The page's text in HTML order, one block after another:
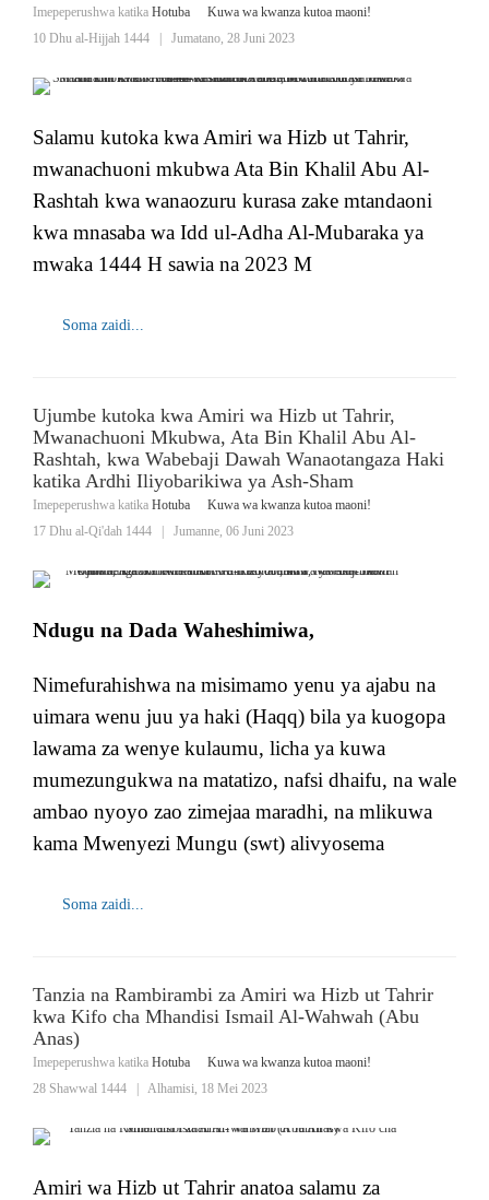
Imepeperushwa katika Hotuba
Kuwa wa kwanza kutoa maoni!
10 Dhu al-Hijjah 1444
Jumatano, 28 Juni 2023
Salamu kutoka kwa Amiri wa Hizb ut Tahrir,
mwanachuoni mkubwa Ata Bin Khalil Abu Al-
Rashtah kwa wanaozuru kurasa zake mtandaoni
kwa mnasaba wa Idd ul-Adha Al-Mubaraka ya
mwaka 1444 H sawia na 2023 M
Soma zaidi...
Ujumbe kutoka kwa Amiri wa Hizb ut Tahrir,
Mwanachuoni Mkubwa, Ata Bin Khalil Abu Al-
Rashtah, kwa Wabebaji Dawah Wanaotangaza Haki
katika Ardhi Iliyobarikiwa ya Ash-Sham
Imepeperushwa katika Hotuba
Kuwa wa kwanza kutoa maoni!
17 Dhu al-Qi'dah 1444
Jumanne, 06 Juni 2023
Ndugu na Dada Waheshimiwa,
Nimefurahishwa na misimamo yenu ya ajabu na
uimara wenu juu ya haki (Haqq) bila ya kuogopa
lawama za wenye kulaumu, licha ya kuwa
mumezungukwa na matatizo, nafsi dhaifu, na wale
ambao nyoyo zao zimejaa maradhi, na mlikuwa
kama Mwenyezi Mungu (swt) alivyosema
Soma zaidi...
Tanzia na Rambirambi za Amiri wa Hizb ut Tahrir
kwa Kifo cha Mhandisi Ismail Al-Wahwah (Abu
Anas)
Imepeperushwa katika Hotuba
Kuwa wa kwanza kutoa maoni!
28 Shawwal 1444
Alhamisi, 18 Mei 2023
Amiri wa Hizb ut Tahrir anatoa salamu za